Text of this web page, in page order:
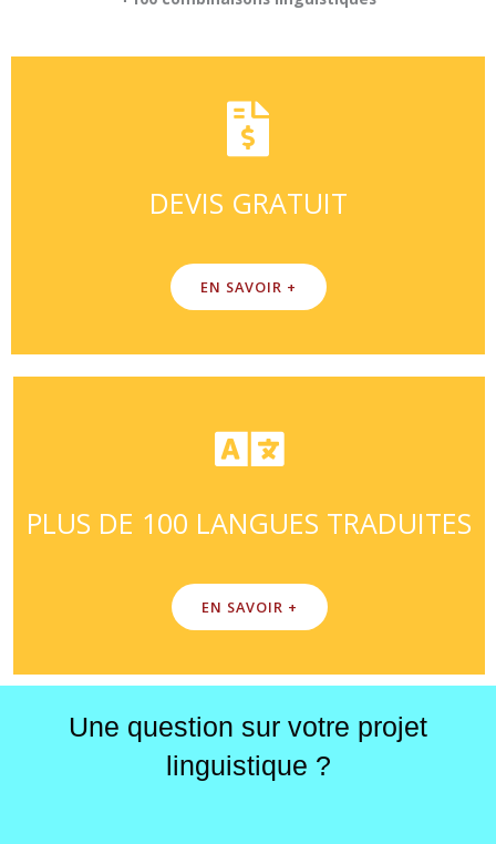
DEVIS GRATUIT
EN SAVOIR +
PLUS DE 100 LANGUES TRADUITES
EN SAVOIR +
Une question sur votre projet
linguistique ?